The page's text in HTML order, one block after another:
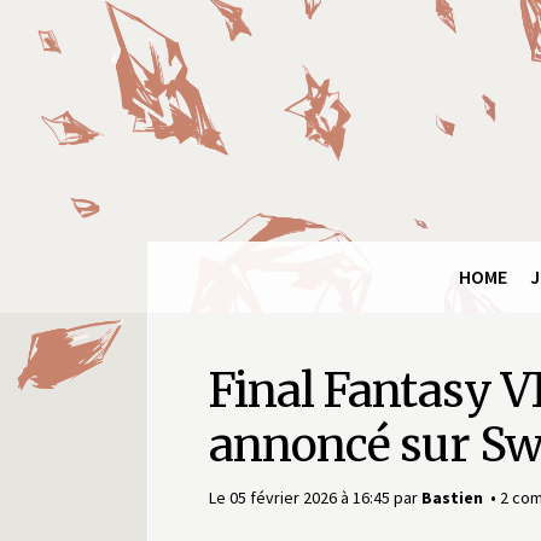
Final
Fantasy
Ring
HOME
Final Fantasy
annoncé sur
Le 05 février 2026 à 16:45 par Bastien 2
Panneau de gestion des cookies